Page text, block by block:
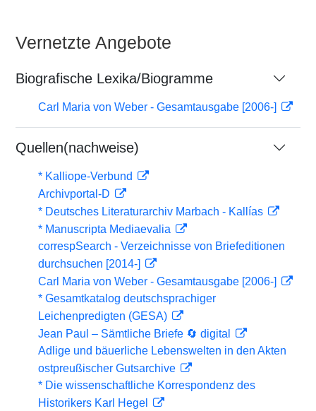
Vernetzte Angebote
Biografische Lexika/Biogramme
Carl Maria von Weber - Gesamtausgabe [2006-]
Quellen(nachweise)
* Kalliope-Verbund
Archivportal-D
* Deutsches Literaturarchiv Marbach - Kallías
* Manuscripta Mediaevalia
correspSearch - Verzeichnisse von Briefeditionen
durchsuchen [2014-]
Carl Maria von Weber - Gesamtausgabe [2006-]
* Gesamtkatalog deutschsprachiger
Leichenpredigten (GESA)
Jean Paul – Sämtliche Briefe 🔄 digital
Adlige und bäuerliche Lebenswelten in den Akten
ostpreußischer Gutsarchive
* Die wissenschaftliche Korrespondenz des
Historikers Karl Hegel